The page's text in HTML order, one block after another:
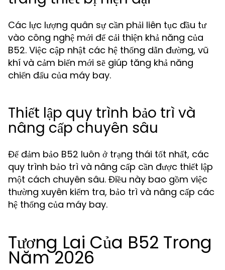
Các lực lượng quân sự cần phải liên tục đầu tư
vào công nghệ mới để cải thiện khả năng của
B52. Việc cập nhật các hệ thống dẫn đường, vũ
khí và cảm biến mới sẽ giúp tăng khả năng
chiến đấu của máy bay.
Thiết lập quy trình bảo trì và
nâng cấp chuyên sâu
Để đảm bảo B52 luôn ở trạng thái tốt nhất, các
quy trình bảo trì và nâng cấp cần được thiết lập
một cách chuyên sâu. Điều này bao gồm việc
thường xuyên kiểm tra, bảo trì và nâng cấp các
hệ thống của máy bay.
Tương Lai Của B52 Trong
Năm 2026